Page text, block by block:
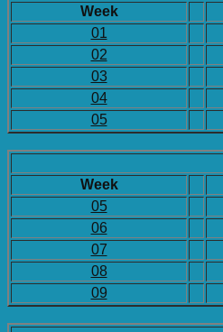
Week
01
02
03
04
05
Week
05
06
07
08
09